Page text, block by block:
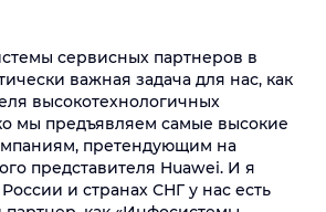
сервисных партнеров в
важная задача для нас, как
высокотехнологичных
мы предъявляем самые высокие
претендующим на
представителя Huawei. И я
и странах СНГ у нас есть